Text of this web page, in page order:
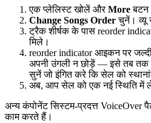
एक प्लेलिस्ट खोलें औरMoreबटन
Change Songs Orderचुनें। व्यू
ट्रैक शीर्षक के पास reorder
मिले।
reorder indicator आइकन पर
अपनी उंगली न छोड़ें — इसे तब
सुनें जो इंगित करे कि सेल को
अब, आप सेल को एक नई स्थिति में
अन्य कंपोनेंट सिस्टम-प्रदत्त VoiceOver
काम करते हैं।